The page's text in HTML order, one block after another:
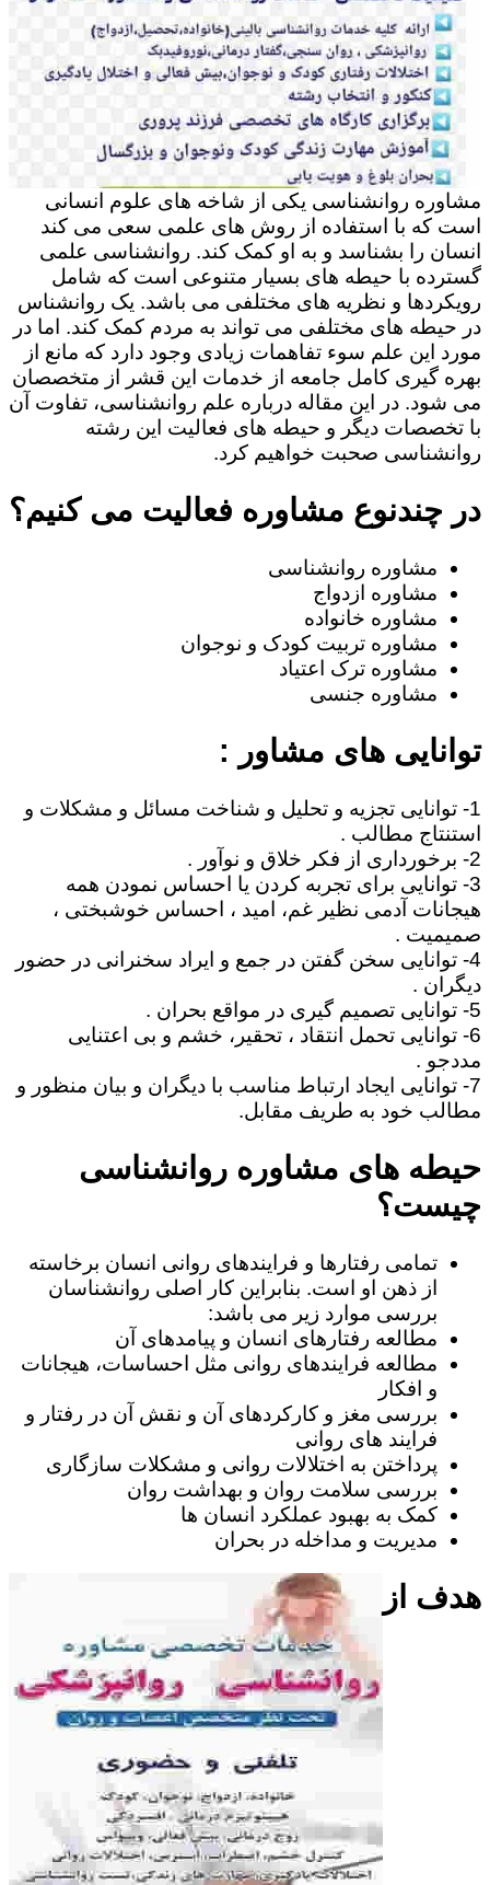
مشاوره روانشناسی یکی از شاخه های علوم انسانی
است که با استفاده از روش های علمی سعی می کند
انسان را بشناسد و به او کمک کند. روانشناسی علمی
گسترده با حیطه های بسیار متنوعی است که شامل
رویکردها و نظریه های مختلفی می باشد. یک روانشناس
در حیطه های مختلفی می تواند به مردم کمک کند. اما در
مورد این علم سوء تفاهمات زیادی وجود دارد که مانع از
بهره گیری کامل جامعه از خدمات این قشر از متخصصان
می شود. در این مقاله درباره علم روانشناسی، تفاوت آن
با تخصصات دیگر و حیطه های فعالیت این رشته
روانشناسی صحبت خواهیم کرد.
در چندنوع مشاوره فعالیت می کنیم؟
مشاوره روانشناسی
مشاوره ازدواج
مشاوره خانواده
مشاوره تربیت کودک و نوجوان
مشاوره ترک اعتیاد
مشاوره جنسی
توانایی های مشاور :
1- توانایی تجزیه و تحلیل و شناخت مسائل و مشکلات و
استنتاج مطالب .
2- برخورداری از فکر خلاق و نوآور .
3- توانایی برای تجربه کردن یا احساس نمودن همه
هیجانات آدمی نظیر غم، امید ، احساس خوشبختی ،
صمیمیت .
4- توانایی سخن گفتن در جمع و ایراد سخنرانی در حضور
دیگران .
5- توانایی تصمیم گیری در مواقع بحران .
6- توانایی تحمل انتقاد ، تحقیر، خشم و بی اعتنایی
مددجو .
7- توانایی ایجاد ارتباط مناسب با دیگران و بیان منظور و
مطالب خود به طریف مقابل.
حیطه های مشاوره روانشناسی
چیست؟
تمامی رفتارها و فرایندهای روانی انسان برخاسته
از ذهن او است. بنابراین کار اصلی روانشناسان
بررسی موارد زیر می باشد:
مطالعه رفتارهای انسان و پیامدهای آن
مطالعه فرایندهای روانی مثل احساسات، هیجانات
و افکار
بررسی مغز و کارکردهای آن و نقش آن در رفتار و
فرایند های روانی
پرداختن به اختلالات روانی و مشکلات سازگاری
بررسی سلامت روان و بهداشت روان
کمک به بهبود عملکرد انسان ها
مدیریت و مداخله در بحران
هدف از